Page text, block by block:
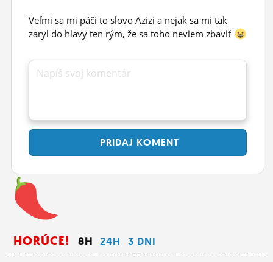
Veľmi sa mi páči to slovo Azizi a nejak sa mi tak
zaryl do hlavy ten rým, že sa toho neviem zbaviť
Napíš svoj komentár
PRIDAJ KOMENT
HORÚCE! 8H 24H 3 DNI